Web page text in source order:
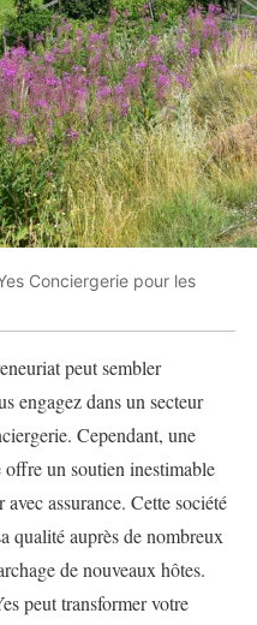
Conciergerie pour les
peut sembler
engagez dans un secteur
Cependant, une
un soutien inestimable
assurance. Cette société
qualité auprès de nombreux
de nouveaux hôtes.
peut transformer votre